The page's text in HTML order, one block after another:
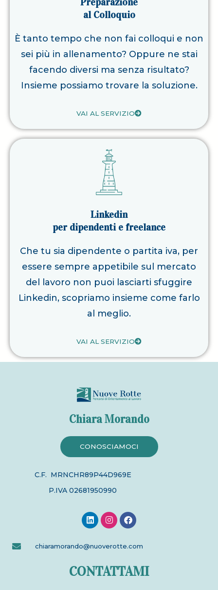
al Colloquio
È tanto tempo che non fai colloqui e non
sei più in allenamento? Oppure ne stai
facendo diversi ma senza risultato?
Insieme possiamo trovare la soluzione.
VAI AL SERVIZIO
Linkedin
per dipendenti e freelance
Che tu sia dipendente o partita iva, per
essere sempre appetibile sul mercato
del lavoro non puoi lasciarti sfuggire
Linkedin, scopriamo insieme come farlo
al meglio.
VAI AL SERVIZIO
Chiara Morando
CONOSCIAMOCI
C.F. MRNCHR89P44D969E
P.IVA 02681950990
L
i
n
e
i
n
I
n
s
a
r
a
F
a
c
b
o
k
chiaramorando@nuoverotte.com
CONTATTAMI